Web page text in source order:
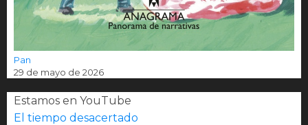
Pan
29 de mayo de 2026
Estamos en YouTube
El tiempo desacertado